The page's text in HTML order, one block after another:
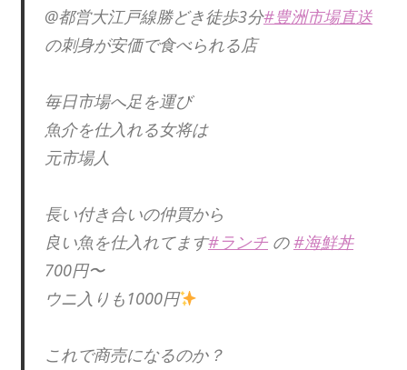
@都営大江戸線勝どき徒歩3分#豊洲市場直送
の刺身が安価で食べられる店
毎日市場へ足を運び
魚介を仕入れる女将は
元市場人
長い付き合いの仲買から
良い魚を仕入れてます#ランチ の#海鮮丼
700円〜
ウニ入りも1000円
これで商売になるのか？